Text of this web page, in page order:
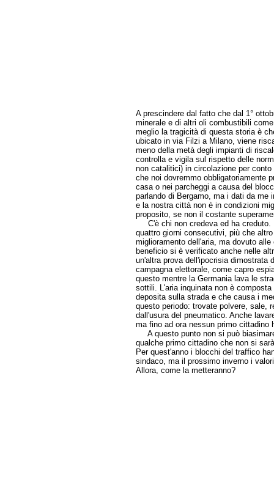
A prescindere dal fatto che dal 1°
minerale e di altri oli combustibili
meglio la tragicità di questa storia è
ubicato in via Filzi a Milano, viene
meno della metà degli impianti di
controlla e vigila sul rispetto delle
non catalitici) in circolazione per
che noi dovremmo obbligatoriamente
casa o nei parcheggi a causa del
parlando di Bergamo, ma i dati da me
e la nostra città non è in condizioni
proposito, se non il costante
C'è chi non credeva ed ha creduto.
quattro giorni consecutivi, più che
miglioramento dell'aria, ma dovuto
beneficio si è verificato anche nelle
un'altra prova dell'ipocrisia dimostrata
campagna elettorale, come capro
questo mentre la Germania lava le
sottili. L'aria inquinata non è
deposita sulla strada e che causa i
questo periodo: trovate polvere, sale,
dall'usura del pneumatico. Anche
ma fino ad ora nessun primo cittadino
A questo punto non si può
qualche primo cittadino che non si
Per quest'anno i blocchi del traffico
sindaco, ma il prossimo inverno i
Allora, come la metteranno?